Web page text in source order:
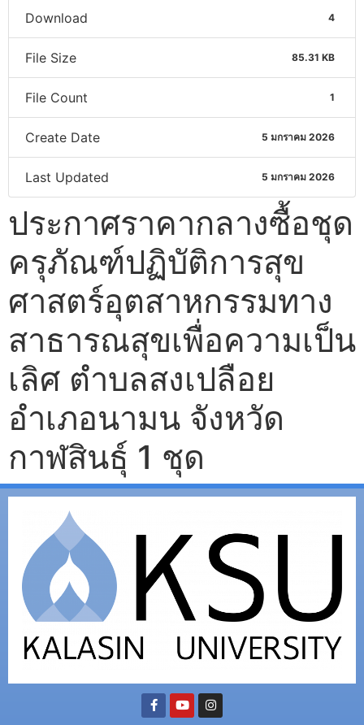
Download 4
File Size 85.31 KB
File Count 1
Create Date 5 มกราคม 2026
Last Updated 5 มกราคม 2026
ประกาศราคากลางซื้อชุด
ครุภัณฑ์ปฏิบัติการสุข
ศาสตร์อุตสาหกรรมทาง
สาธารณสุขเพื่อความเป็น
เลิศ ตำบลสงเปลือย
อำเภอนามน จังหวัด
กาฬสินธุ์ 1 ชุด